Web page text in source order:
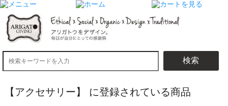
検索
【アクセサリー】 に登録されている商品